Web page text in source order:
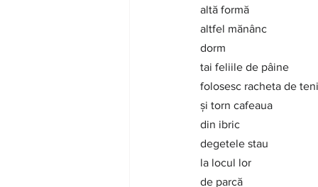
altă formă
altfel mănânc
dorm
tai feliile de pâine
folosesc racheta de
și torn cafeaua
din ibric
degetele stau
la locul lor
de parcă